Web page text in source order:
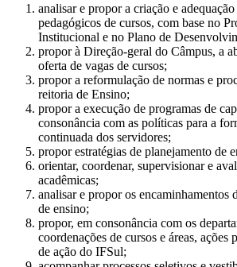
analisar e propor a criação e
pedagógicos de cursos, com base no
Institucional e no Plano de
propor à Direção-geral do Câmpus, a
oferta de vagas de cursos;
propor a reformulação de normas e
reitoria de Ensino;
propor a execução de programas de
consonância com as políticas para a
continuada dos servidores;
propor estratégias de planejamento de
orientar, coordenar, supervisionar e
acadêmicas;
analisar e propor os encaminhamentos
de ensino;
propor, em consonância com os
coordenações de cursos e áreas, ações
de ação do IFSul;